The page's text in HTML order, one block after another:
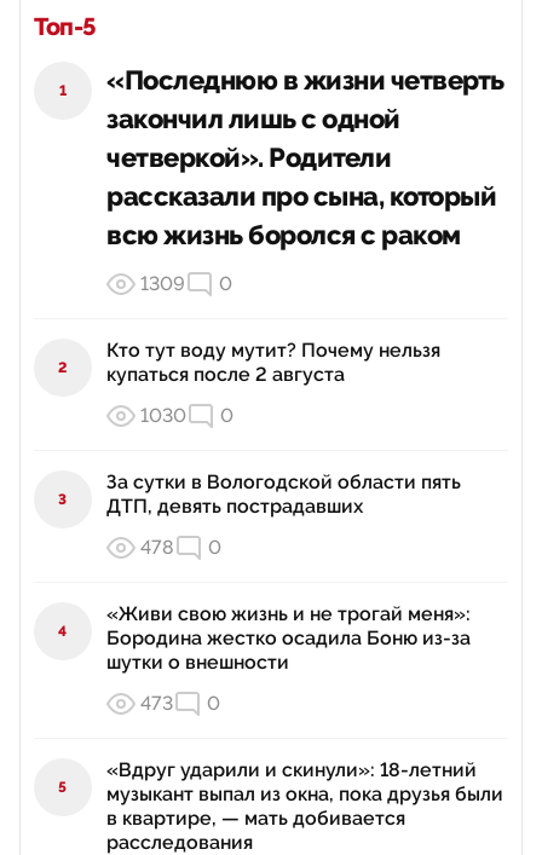
Топ-5
1
«Последнюю в жизни четверть
закончил лишь с одной
четверкой». Родители
рассказали про сына, который
всю жизнь боролся с раком
1309 0
2
Кто тут воду мутит? Почему нельзя
купаться после 2 августа
1030
0
3
За сутки в Вологодской области пять
ДТП, девять пострадавших
478
0
4
«Живи свою жизнь и не трогай меня»:
Бородина жестко осадила Боню из‑за
шутки о внешности
473
0
5
«Вдруг ударили и скинули»: 18-летний
музыкант выпал из окна, пока друзья были
в квартире, — мать добивается
расследования